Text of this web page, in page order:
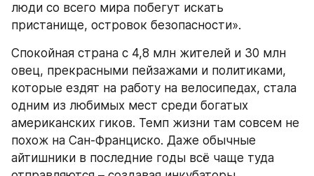
люди со всего мира побегут искать
пристанище, островок безопасности».
Спокойная страна с 4,8 млн жителей и 30 млн
овец, прекрасными пейзажами и политиками,
которые ездят на работу на велосипедах, стала
одним из любимых мест среди богатых
американских гиков. Темп жизни там совсем не
похож на Сан-Франциско. Даже обычные
айтишники в последние годы всё чаще туда